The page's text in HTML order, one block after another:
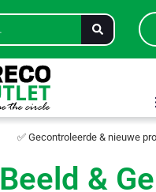
✅ Gecontroleerde & nieuwe
Beeld &